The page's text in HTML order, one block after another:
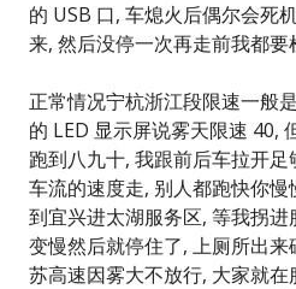
的 USB 口, 车熄火后偶尔会死
来, 然后没停一次再走前我都
正常情况宁杭浙江段限速一般
的 LED 显示屏说雾天限速 40,
跑到八九十, 我跟前后车拉开
车流的速度走, 别人都跑快你
到宜兴进太湖服务区, 等我拐
变慢然后就停住了, 上厕所出
苏高速因雾大不放行, 大家就